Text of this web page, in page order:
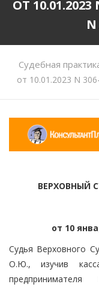
ОТ
Судебная
от 10.01.2023 N
ВЕРХОВНЫЙ
от 10
Судья Верховного
О.Ю., изучив